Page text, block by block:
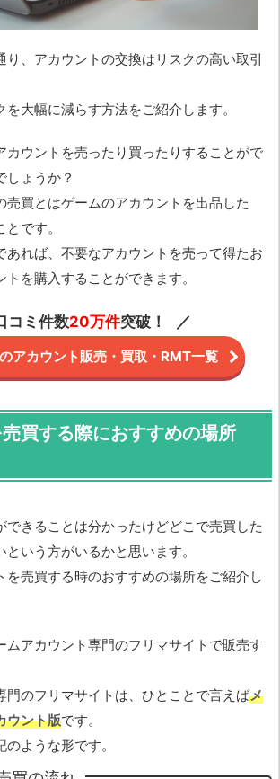
り、アカウントの交換はリスクの高い取引
大幅に減らす方法をご紹介します。
カウントを売ったり買ったりすることがで
しょうか？
売買とはゲームのアカウントを出品した
です。
あれば、不要なアカウントを売って得たお
を購入することができます。
コミ件数20万件突破！
アカウント販売・買取・RMT一覧
買する際におすすめの場所
できることは分かったけどどこで売買した
いう方がいるかと思います。
を売買する時のおすすめの場所をご紹介し
ムアカウント専門のフリマサイトで販売す
門のフリマサイトは、ひとことで言えばメ
ウント版です。
ような形です。